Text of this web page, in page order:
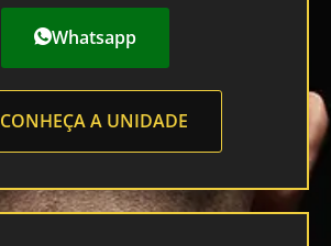
Whatsapp
CONHEÇA A UNIDADE